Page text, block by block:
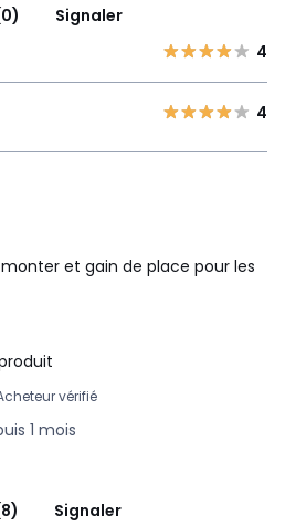
Signaler
4
4
et gain de place pour les
vérifié
1 mois
Signaler